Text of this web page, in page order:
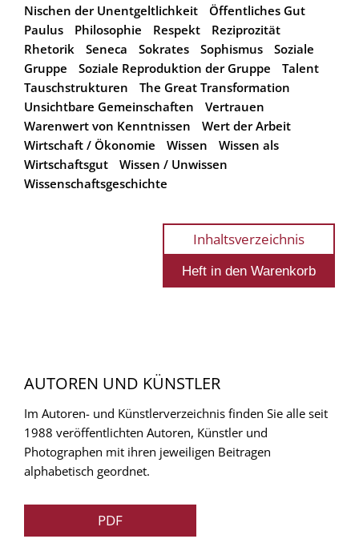
Nischen der Unentgeltlichkeit
Öffentliches Gut
Paulus
Philosophie Respekt
Reziprozität
Rhetorik
Seneca Sokrates Sophismus
Soziale
Gruppe
Soziale Reproduktion der Gruppe
Talent
Tauschstrukturen
The Great Transformation
Unsichtbare Gemeinschaften
Vertrauen
Warenwert von Kenntnissen
Wert der Arbeit
Wirtschaft / Ökonomie
Wissen
Wissen als
Wirtschaftsgut
Wissen / Unwissen
Wissenschaftsgeschichte
Inhaltsverzeichnis
AUTOREN UND KÜNSTLER
Im Autoren- und Künstlerverzeichnis finden Sie alle seit
1988 veröffentlichten Autoren, Künstler und
Photographen mit ihren jeweiligen Beitragen
alphabetisch geordnet.
PDF